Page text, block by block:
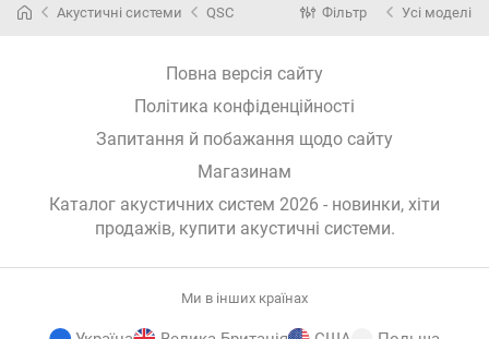
Акустичні системи QSC Фільтр Усі моделі
Повна версія сайту
Політика конфіденційності
Запитання й побажання щодо сайту
Магазинам
Каталог акустичних систем 2026 - новинки, хіти
продажів, купити акустичні системи.
Ми в інших країнах